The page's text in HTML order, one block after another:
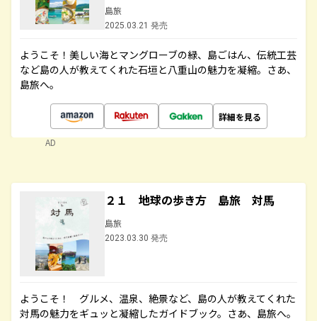
島旅
2025.03.21 発売
ようこそ！美しい海とマングローブの緑、島ごはん、伝統工芸
など島の人が教えてくれた石垣と八重山の魅力を凝縮。さあ、
島旅へ。
詳細を見る
AD
２１ 地球の歩き方 島旅 対馬
島旅
2023.03.30 発売
ようこそ！ グルメ、温泉、絶景など、島の人が教えてくれた
対馬の魅力をギュッと凝縮したガイドブック。さあ、島旅へ。